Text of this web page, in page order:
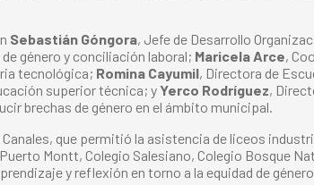
Sebastián Góngora, Jefe de Desarrollo
género y conciliación laboral; Maricela Arce,
tecnológica; Romina Cayumil, Directora de
superior técnica; y Yerco Rodríguez,
brechas de género en el ámbito municipal.
Canales, que permitió la asistencia de liceos
Montt, Colegio Salesiano, Colegio Bosque
y reflexión en torno a la equidad de género.